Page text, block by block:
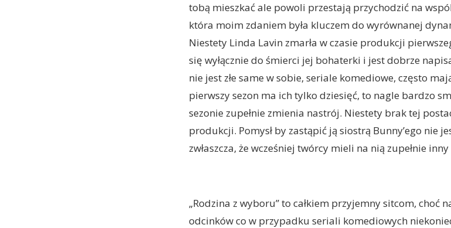
tobą mieszkać ale powoli przestają przychodzić na
która moim zdaniem była kluczem do wyrównanej
Niestety Linda Lavin zmarła w czasie produkcji
się wyłącznie do śmierci jej bohaterki i jest dobrze
nie jest złe same w sobie, seriale komediowe, często
pierwszy sezon ma ich tylko dziesięć, to nagle bardzo
sezonie zupełnie zmienia nastrój. Niestety brak tej
produkcji. Pomysł by zastąpić ją siostrą Bunny’ego nie
zwłaszcza, że wcześniej twórcy mieli na nią zupełnie inny
„Rodzina z wyboru” to całkiem przyjemny sitcom, choć
odcinków co w przypadku seriali komediowych